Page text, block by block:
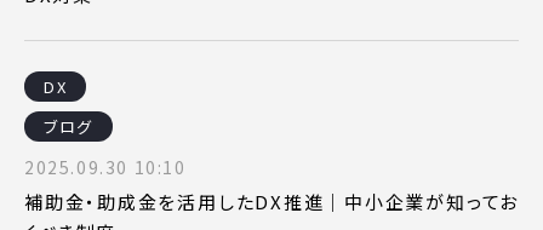
DX
ブログ
2025.09.30 10:10
補助金・助成金を活用したDX推進｜中小企業が知ってお